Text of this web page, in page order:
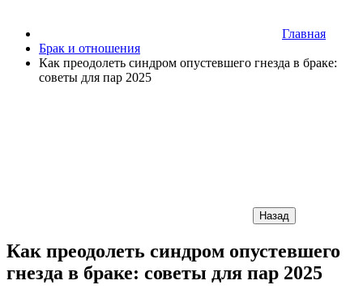
Главная
Брак и отношения
Как преодолеть синдром опустевшего гнезда в браке:
советы для пар 2025
Назад
Как преодолеть синдром опустевшего
гнезда в браке: советы для пар 2025